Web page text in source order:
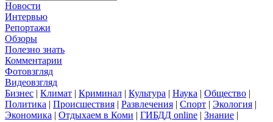
Новости
Интервью
Репортажи
Обзоры
Полезно знать
Комментарии
Фотовзгляд
Видеовзгляд
Бизнес | Климат | Криминал | Культура | Наука | Общество |
Политика | Происшествия | Развлечения | Спорт | Экология |
Экономика | Отдыхаем в Коми | ГИБДД online | Знание |